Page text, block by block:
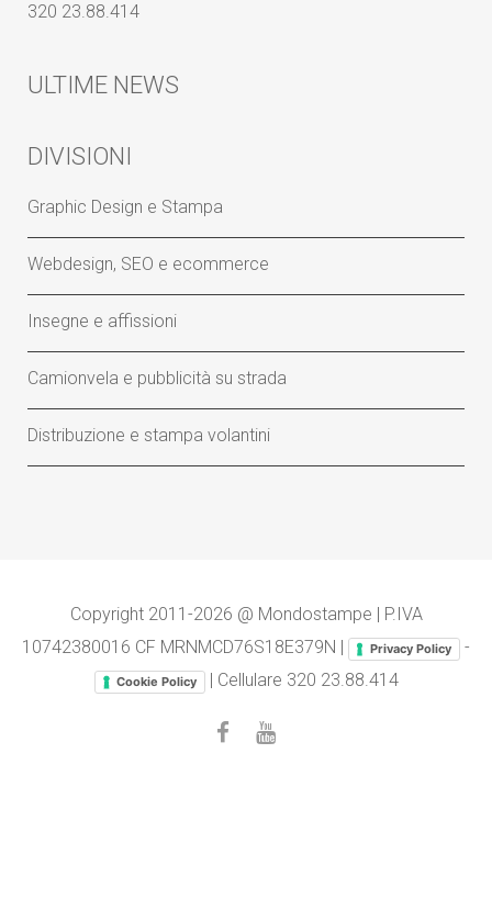
320 23.88.414
ULTIME NEWS
DIVISIONI
Graphic Design e Stampa
Webdesign, SEO e ecommerce
Insegne e affissioni
Camionvela e pubblicità su strada
Distribuzione e stampa volantini
Copyright 2011-2026 @ Mondostampe | P.IVA
10742380016 CF MRNMCD76S18E379N |
Privacy Policy -
Cookie Policy | Cellulare 320 23.88.414